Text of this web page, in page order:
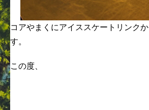
コアやまくにアイススケートリンク
す。
この度、